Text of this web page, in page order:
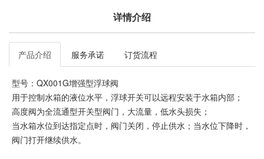
详情介绍
产品介绍 服务承诺 订货流程
型号：QX001G增强型浮球阀
用于控制水箱的液位水平，浮球开关可以远程安装于水箱内部；
高度阀为全流通型开关型阀门，大流量，低水头损失；
当水箱水位到达指定点时，阀门关闭，停止供水；当水位下降时，
阀门打开继续供水。